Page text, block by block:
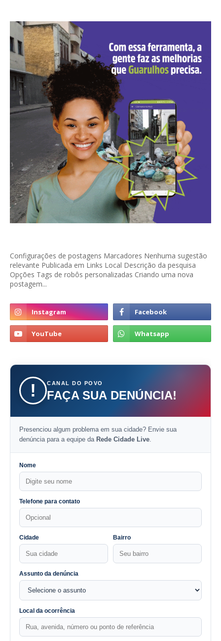
Configurações de postagens Marcadores Nenhuma sugestão
relevante Publicada em Links Local Descrição da pesquisa
Opções Tags de robôs personalizadas Criando uma nova
postagem...
! CANAL DO POVO
FAÇA SUA DENÚNCIA!
Presenciou algum problema em sua cidade? Envie sua
denúncia para a equipe da Rede Cidade Live
Nome
Telefone para contato
Cidade Bairro
Assunto da denúncia
Local da ocorrência